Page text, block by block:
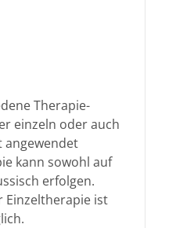
Therapie-
einzeln oder auch
kann sowohl auf
erfolgen.
Einzeltherapie ist